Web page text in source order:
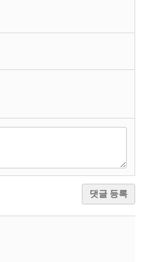
댓글 등록